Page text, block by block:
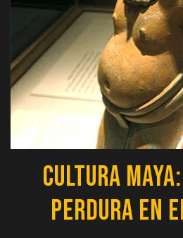
Cultura
Perdura en